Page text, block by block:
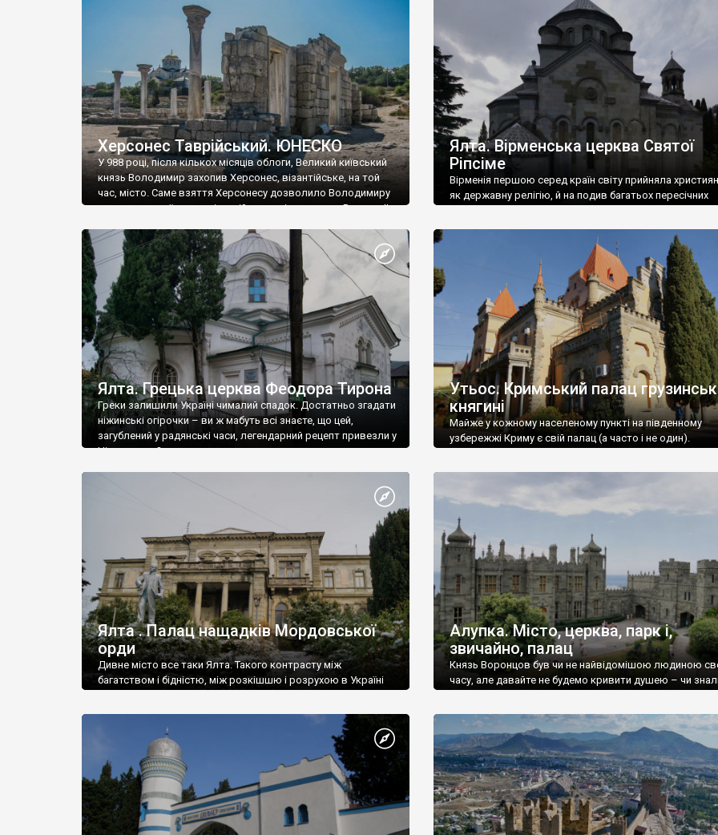
візантійської доби. Раритети викрадені з фондів об’єкту
культурної спадщини ЮНЕСКО «Херсонеса Таврійського».
Офіційно – на виставку «Золото Візантії», але експерти та
влада в Україні вважають це лише […]
називаються «повстяками» (postaki)…” “Вино. Крим
виробляє відмінне вино і його вдосталь: воно все
легке біле і дуже […]
Херсонес Таврійський. ЮНЕСКО
У 988 році, після кількох місяців облоги, Великий київський
князь Володимир захопив Херсонес, візантійське, на той
час, місто. Саме взяття Херсонесу дозволило Володимиру
диктувати свої умови візантійському імператору Василю ІІ,
Херсонесі Володимир-язичник, став Василем-
християнином. А потім було Хрещення Русі. На честь
Херсонесу Таврійського названо місто […]
Ялта. Вірменська церква Святої
Ріпсіме
Вірменія першою серед країн світу прийняла
як державну релігію, й на подив багатьох пересічних
Ялта. Грецька церква Феодора Тирона
Греки залишили Україні чималий спадок. Достатньо згадати
ніжинські огірочки – ви ж мабуть всі знаєте, що цей,
загублений у радянські часи, легендарний рецепт привезли у
Ніжин греки?
Утьос. Кримський палац
княгині
Майже у кожному населеному пункті на південному
узбережжі Криму є свій палац (а часто і не один).
Ялта . Палац нащадків Мордовської
орди
Дивне місто все таки Ялта. Такого контрасту між
багатством і бідністю, між розкішшю і розрухою в Україні
Алупка. Місто, церква, парк і,
звичайно, палац
Князь Воронцов був чи не найвідомішою людиною
часу, але давайте не будемо кривити душею – чи